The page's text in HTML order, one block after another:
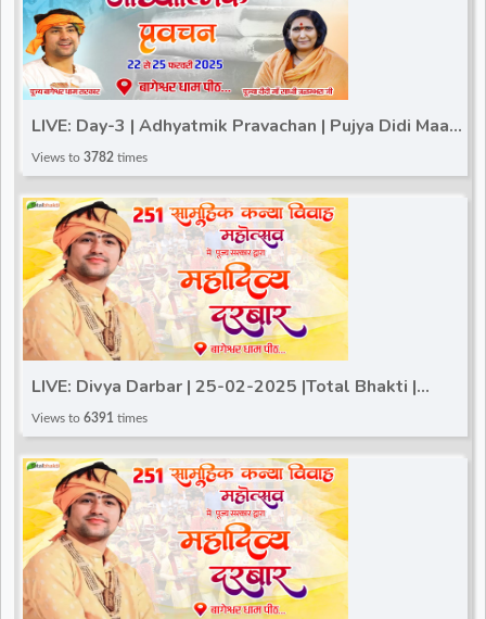
LIVE: Day-3 | Adhyatmik Pravachan | Pujya Didi Maa
Sadhvi Ritambhara Ji | Total Bhakti~Gram Gadha
Views to 3782 times
LIVE: Divya Darbar | 25-02-2025 |Total Bhakti |
Bageshwar Dham Sarkar | Gram Gadha, (Chhatarpur)
Views to 6391 times